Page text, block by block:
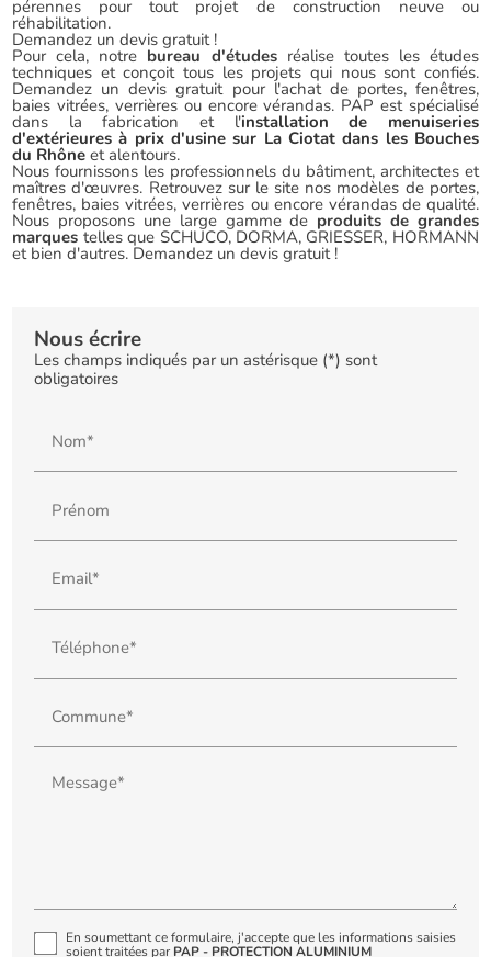
pérennes pour tout projet de construction neuve ou
réhabilitation.
Demandez un devis gratuit !
Pour cela, notre bureau d'étudesréalise toutes les études
techniques et conçoit tous les projets qui nous sont confiés.
Demandez un devis gratuit pour l'achat de portes, fenêtres,
baies vitrées, verrières ou encore vérandas. PAP est spécialisé
dans la fabrication et l'installation de menuiseries
d'extérieures à prix d'usine sur La Ciotat dans les Bouches
du Rhône et alentours.
Nous fournissons les professionnels du bâtiment, architectes et
maîtres d'œuvres. Retrouvez sur le site nos modèles de portes,
fenêtres, baies vitrées, verrières ou encore vérandas de qualité.
Nous proposons une large gamme de produits de grandes
marques telles que SCHUCO, DORMA, GRIESSER, HORMANN
et bien d'autres. Demandez un devis gratuit !
Nous écrire
Les champs indiqués par un astérisque (*) sont
obligatoires
Nom*
Prénom
Email*
Téléphone*
Commune*
Message*
En soumettant ce formulaire, j'accepte que les informations saisies
soient traitées par PAP - PROTECTION ALUMINIUM